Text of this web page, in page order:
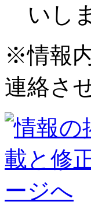
いし
※情報
連絡さ